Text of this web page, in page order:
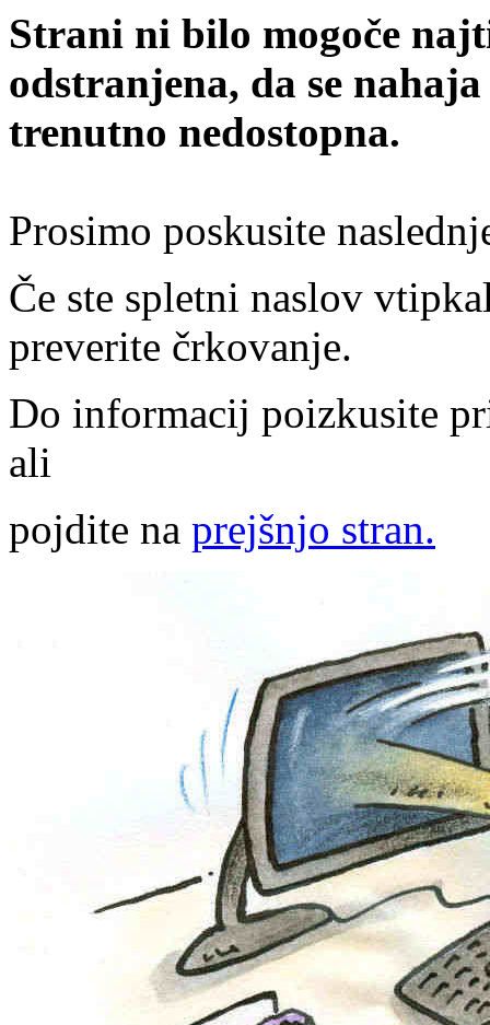
Strani ni bilo mogoče
odstranjena, da se
trenutno nedostopna.
Prosimo poskusite
Če ste spletni naslov
preverite črkovanje.
Do informacij poizkusite
ali
pojdite na prejšnjo stran.